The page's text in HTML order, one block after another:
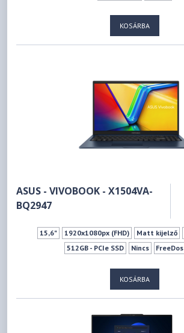
KOSÁRBA
ASUS - VIVOBOOK - X1504VA-
BQ2947
15,6" 1920x1080px (FHD) Matt kijelző
512GB - PCIe SSD
Nincs FreeDos
KOSÁRBA